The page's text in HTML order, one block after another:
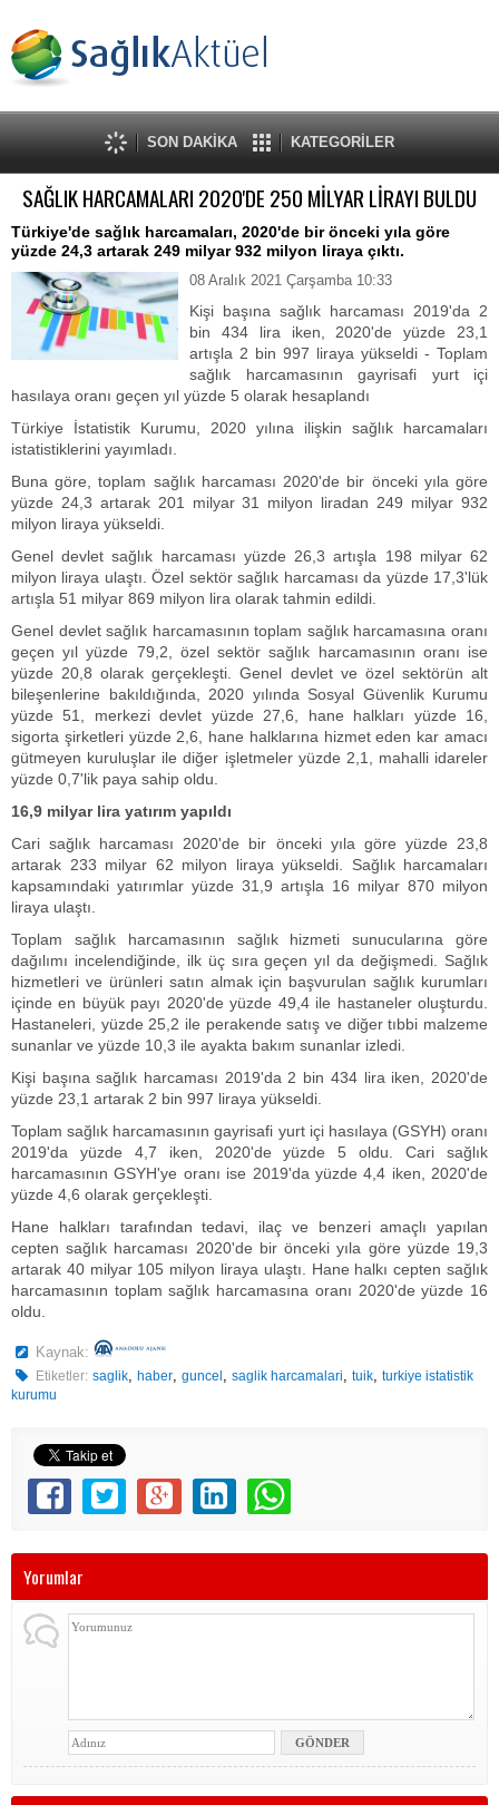
SON DAKİKA KATEGORİLER
SAĞLIK HARCAMALARI 2020'DE 250 MİLYAR LİRAYI BULDU
Türkiye'de sağlık harcamaları, 2020'de bir önceki yıla göre
yüzde 24,3 artarak 249 milyar 932 milyon liraya çıktı.
08 Aralık 2021 Çarşamba 10:33
Kişi başına sağlık harcaması 2019'da 2
bin 434 lira iken, 2020'de yüzde 23,1
artışla 2 bin 997 liraya yükseldi - Toplam
sağlık harcamasının gayrisafi yurt içi
hasılaya oranı geçen yıl yüzde 5 olarak hesaplandı
Türkiye İstatistik Kurumu, 2020 yılına ilişkin sağlık harcamaları
istatistiklerini yayımladı.
Buna göre, toplam sağlık harcaması 2020'de bir önceki yıla göre
yüzde 24,3 artarak 201 milyar 31 milyon liradan 249 milyar 932
milyon liraya yükseldi.
Genel devlet sağlık harcaması yüzde 26,3 artışla 198 milyar 62
milyon liraya ulaştı. Özel sektör sağlık harcaması da yüzde 17,3'lük
artışla 51 milyar 869 milyon lira olarak tahmin edildi.
Genel devlet sağlık harcamasının toplam sağlık harcamasına oranı
geçen yıl yüzde 79,2, özel sektör sağlık harcamasının oranı ise
yüzde 20,8 olarak gerçekleşti. Genel devlet ve özel sektörün alt
bileşenlerine bakıldığında, 2020 yılında Sosyal Güvenlik Kurumu
yüzde 51, merkezi devlet yüzde 27,6, hane halkları yüzde 16,
sigorta şirketleri yüzde 2,6, hane halklarına hizmet eden kar amacı
gütmeyen kuruluşlar ile diğer işletmeler yüzde 2,1, mahalli idareler
yüzde 0,7'lik paya sahip oldu.
16,9 milyar lira yatırım yapıldı
Cari sağlık harcaması 2020'de bir önceki yıla göre yüzde 23,8
artarak 233 milyar 62 milyon liraya yükseldi. Sağlık harcamaları
kapsamındaki yatırımlar yüzde 31,9 artışla 16 milyar 870 milyon
liraya ulaştı.
Toplam sağlık harcamasının sağlık hizmeti sunucularına göre
dağılımı incelendiğinde, ilk üç sıra geçen yıl da değişmedi. Sağlık
hizmetleri ve ürünleri satın almak için başvurulan sağlık kurumları
içinde en büyük payı 2020'de yüzde 49,4 ile hastaneler oluşturdu.
Hastaneleri, yüzde 25,2 ile perakende satış ve diğer tıbbi malzeme
sunanlar ve yüzde 10,3 ile ayakta bakım sunanlar izledi.
Kişi başına sağlık harcaması 2019'da 2 bin 434 lira iken, 2020'de
yüzde 23,1 artarak 2 bin 997 liraya yükseldi.
Toplam sağlık harcamasının gayrisafi yurt içi hasılaya (GSYH) oranı
2019'da yüzde 4,7 iken, 2020'de yüzde 5 oldu. Cari sağlık
harcamasının GSYH'ye oranı ise 2019'da yüzde 4,4 iken, 2020'de
yüzde 4,6 olarak gerçekleşti.
Hane halkları tarafından tedavi, ilaç ve benzeri amaçlı yapılan
cepten sağlık harcaması 2020'de bir önceki yıla göre yüzde 19,3
artarak 40 milyar 105 milyon liraya ulaştı. Hane halkı cepten sağlık
harcamasının toplam sağlık harcamasına oranı 2020'de yüzde 16
oldu.
Kaynak:
Etiketler: saglik,haber,guncel ,saglik harcamalari,tuik,turkiye istatistik
kurumu
Yorumlar